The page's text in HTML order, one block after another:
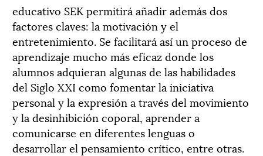
educativo SEK permitirá añadir además dos
factores claves: la motivación y el
entretenimiento. Se facilitará así un proceso de
aprendizaje mucho más eficaz donde los
alumnos adquieran algunas de las habilidades
del Siglo XXI como fomentar la iniciativa
personal y la expresión a través del movimiento
y la desinhibición coporal, aprender a
comunicarse en diferentes lenguas o
desarrollar el pensamiento crítico, entre otras.